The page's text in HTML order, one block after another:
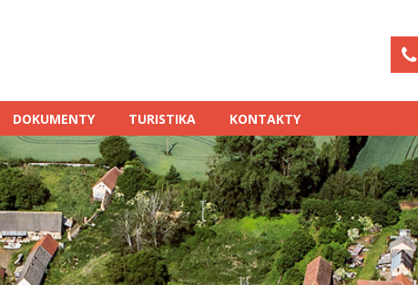
DOKUMENTY TURISTIKA KONTAKTY